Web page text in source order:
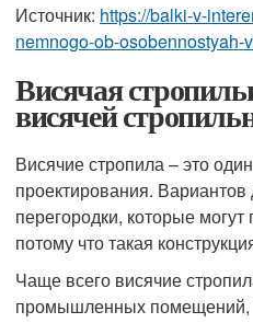
Источник: https://balki-v-
nemnogo-ob-osobennostyah-
Висячая
висячей
Висячие стропила – это
проектирования.
перегородки, которые
потому что такая
Чаще всего висячие
промышленных помещений,